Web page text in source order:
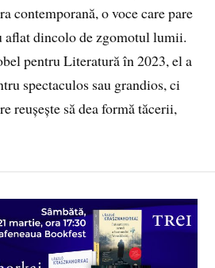
contemporană, o voce care pare
aflat dincolo de zgomotul lumii.
pentru Literatură în 2023, el a
spectaculos sau grandios, ci
reușește să dea formă tăcerii,